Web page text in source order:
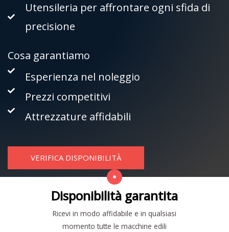
Utensileria per affrontare ogni sfida di
precisione
Cosa garantiamo
Esperienza nel noleggio
Prezzi competitivi
Attrezzature affidabili
VERIFICA DISPONIBILITÀ
Disponibilità garantita
Ricevi in modo affidabile e in qualsiasi
momento tutte le macchine edili